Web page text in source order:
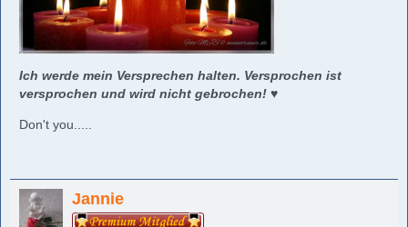
Ich werde mein Versprechen halten. Versprochen ist
versprochen und wird nicht gebrochen! ♥️
Don't you.....
Jannie